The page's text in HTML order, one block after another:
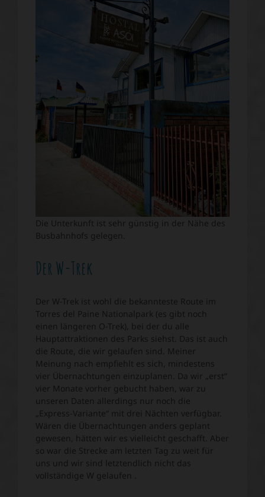
Die Unterkunft ist sehr günstig in der Nähe des
Busbahnhofs gelegen.
Der W-Trek
Der W-Trek ist wohl die bekannteste Route im
Torres del Paine Nationalpark (es gibt noch
einen längeren O-Trek), bei der du alle
Hauptattraktionen des Parks siehst. Das ist auch
die Route, die wir gelaufen sind. Meiner
Meinung nach empfiehlt es sich, mindestens
vier Übernachtungen einzuplanen. Da wir „erst“
vier Monate vorher gebucht haben, war zu
unseren Daten allerdings nur noch die
„Express-Variante“ mit drei Nächten verfügbar.
Wären die Übernachtungen anders geplant
gewesen, hätten wir es vielleicht geschafft. Aber
so war die Strecke am letzten Tag zu weit für
uns und wir sind letztendlich nicht das
vollständige W gelaufen .